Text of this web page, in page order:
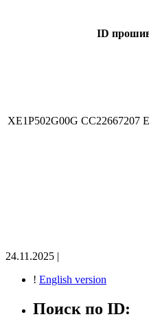
ID
XE1P502G00G CC22667207
24.11.2025 |
! English version
Поиск по ID: